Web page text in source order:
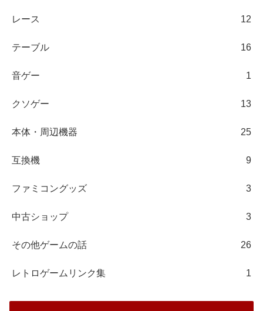
レース 12
テーブル 16
音ゲー 1
クソゲー 13
本体・周辺機器 25
互換機 9
ファミコングッズ 3
中古ショップ 3
その他ゲームの話 26
レトロゲームリンク集 1